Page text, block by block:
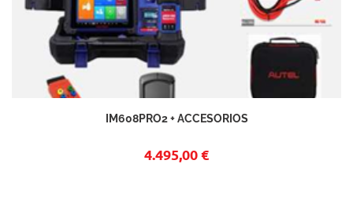
IM608PRO2 + ACCESORIOS
4.495,00 €